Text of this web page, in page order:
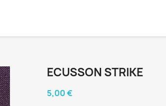
ECUSSON STRIKE
5,00 €